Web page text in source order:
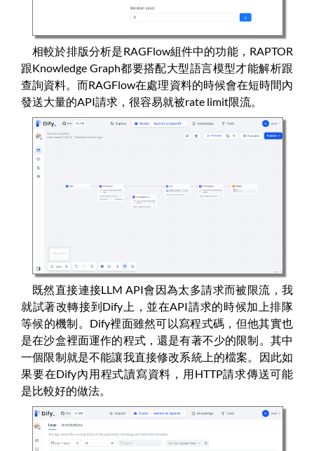
相較於排版分析是RAGFlow組件中的功能，RAPTOR
跟Knowledge Graph都要搭配大型語言模型才能解析跟
查詢資料。而RAGFlow在處理資料的時候會在短時間內
發送大量的API請求，很容易就被rate limit限流。
既然直接連接LLM API會因為太多請求而被限流，我
就試著改轉接到Dify上，並在API請求的時候加上排隊
等候的機制。Dify裡面雖然可以寫程式碼，但他其實也
是在沙盒裡面運作的程式，還是有著不少的限制。其中
一個限制就是不能讓我直接修改系統上的檔案。因此如
果要在Dify內用程式讀寫資料，用HTTP請求傳送可能
是比較好的做法。